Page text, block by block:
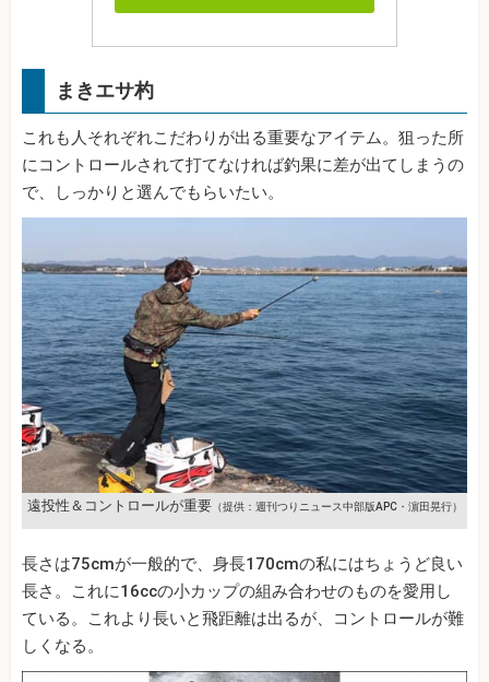
まきエサ杓
これも人それぞれこだわりが出る重要なアイテム。狙った所
にコントロールされて打てなければ釣果に差が出てしまうの
で、しっかりと選んでもらいたい。
遠投性＆コントロールが重要（提供：週刊つりニュース中部版APC・濵田晃行）
長さは75cmが一般的で、身長170cmの私にはちょうど良い
長さ。これに16ccの小カップの組み合わせのものを愛用し
ている。これより長いと飛距離は出るが、コントロールが難
しくなる。